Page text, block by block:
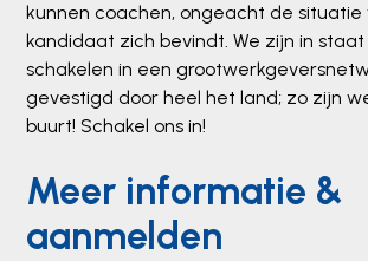
kunnen coachen, ongeacht de
kandidaat zich bevindt. We zijn in
schakelen in een
gevestigd door heel het land; zo zijn
buurt! Schakel ons in!
Meer informatie &
aanmelden